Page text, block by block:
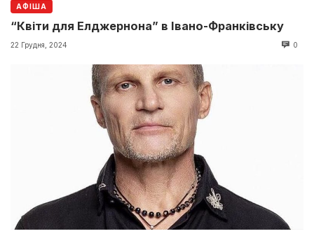
АФІША
“Квіти для Елджернона” в Івано-Франківську
22 Грудня, 2024 0